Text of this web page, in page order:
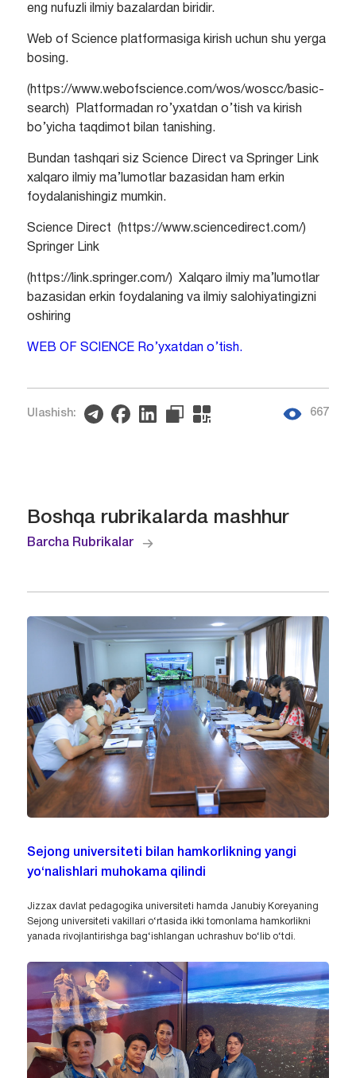
eng nufuzli ilmiy bazalardan biridir.
Web of Science platformasiga kirish uchun shu yerga
bosing.
(https://www.webofscience.com/wos/woscc/basic-
search) Platformadan ro’yxatdan o’tish va kirish
bo’yicha taqdimot bilan tanishing.
Bundan tashqari siz Science Direct va Springer Link
xalqaro ilmiy ma’lumotlar bazasidan ham erkin
foydalanishingiz mumkin.
Science Direct (https://www.sciencedirect.com/)
Springer Link
(https://link.springer.com/) Xalqaro ilmiy ma’lumotlar
bazasidan erkin foydalaning va ilmiy salohiyatingizni
oshiring
WEB OF SCIENCE Ro’yxatdan o’tish.
Ulashish: 667
Boshqa rubrikalarda mashhur
Barcha Rubrikalar
Sejong universiteti bilan hamkorlikning yangi
yo‘nalishlari muhokama qilindi
Jizzax davlat pedagogika universiteti hamda Janubiy Koreyaning
Sejong universiteti vakillari o‘rtasida ikki tomonlama hamkorlikni
yanada rivojlantirishga bag‘ishlangan uchrashuv bo‘lib o‘tdi.